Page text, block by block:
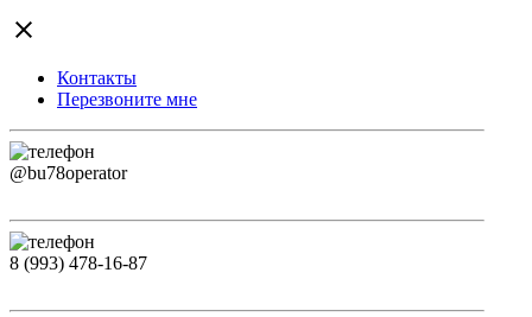
Контакты
Перезвоните мне
@bu78operator
8 (993) 478-16-87